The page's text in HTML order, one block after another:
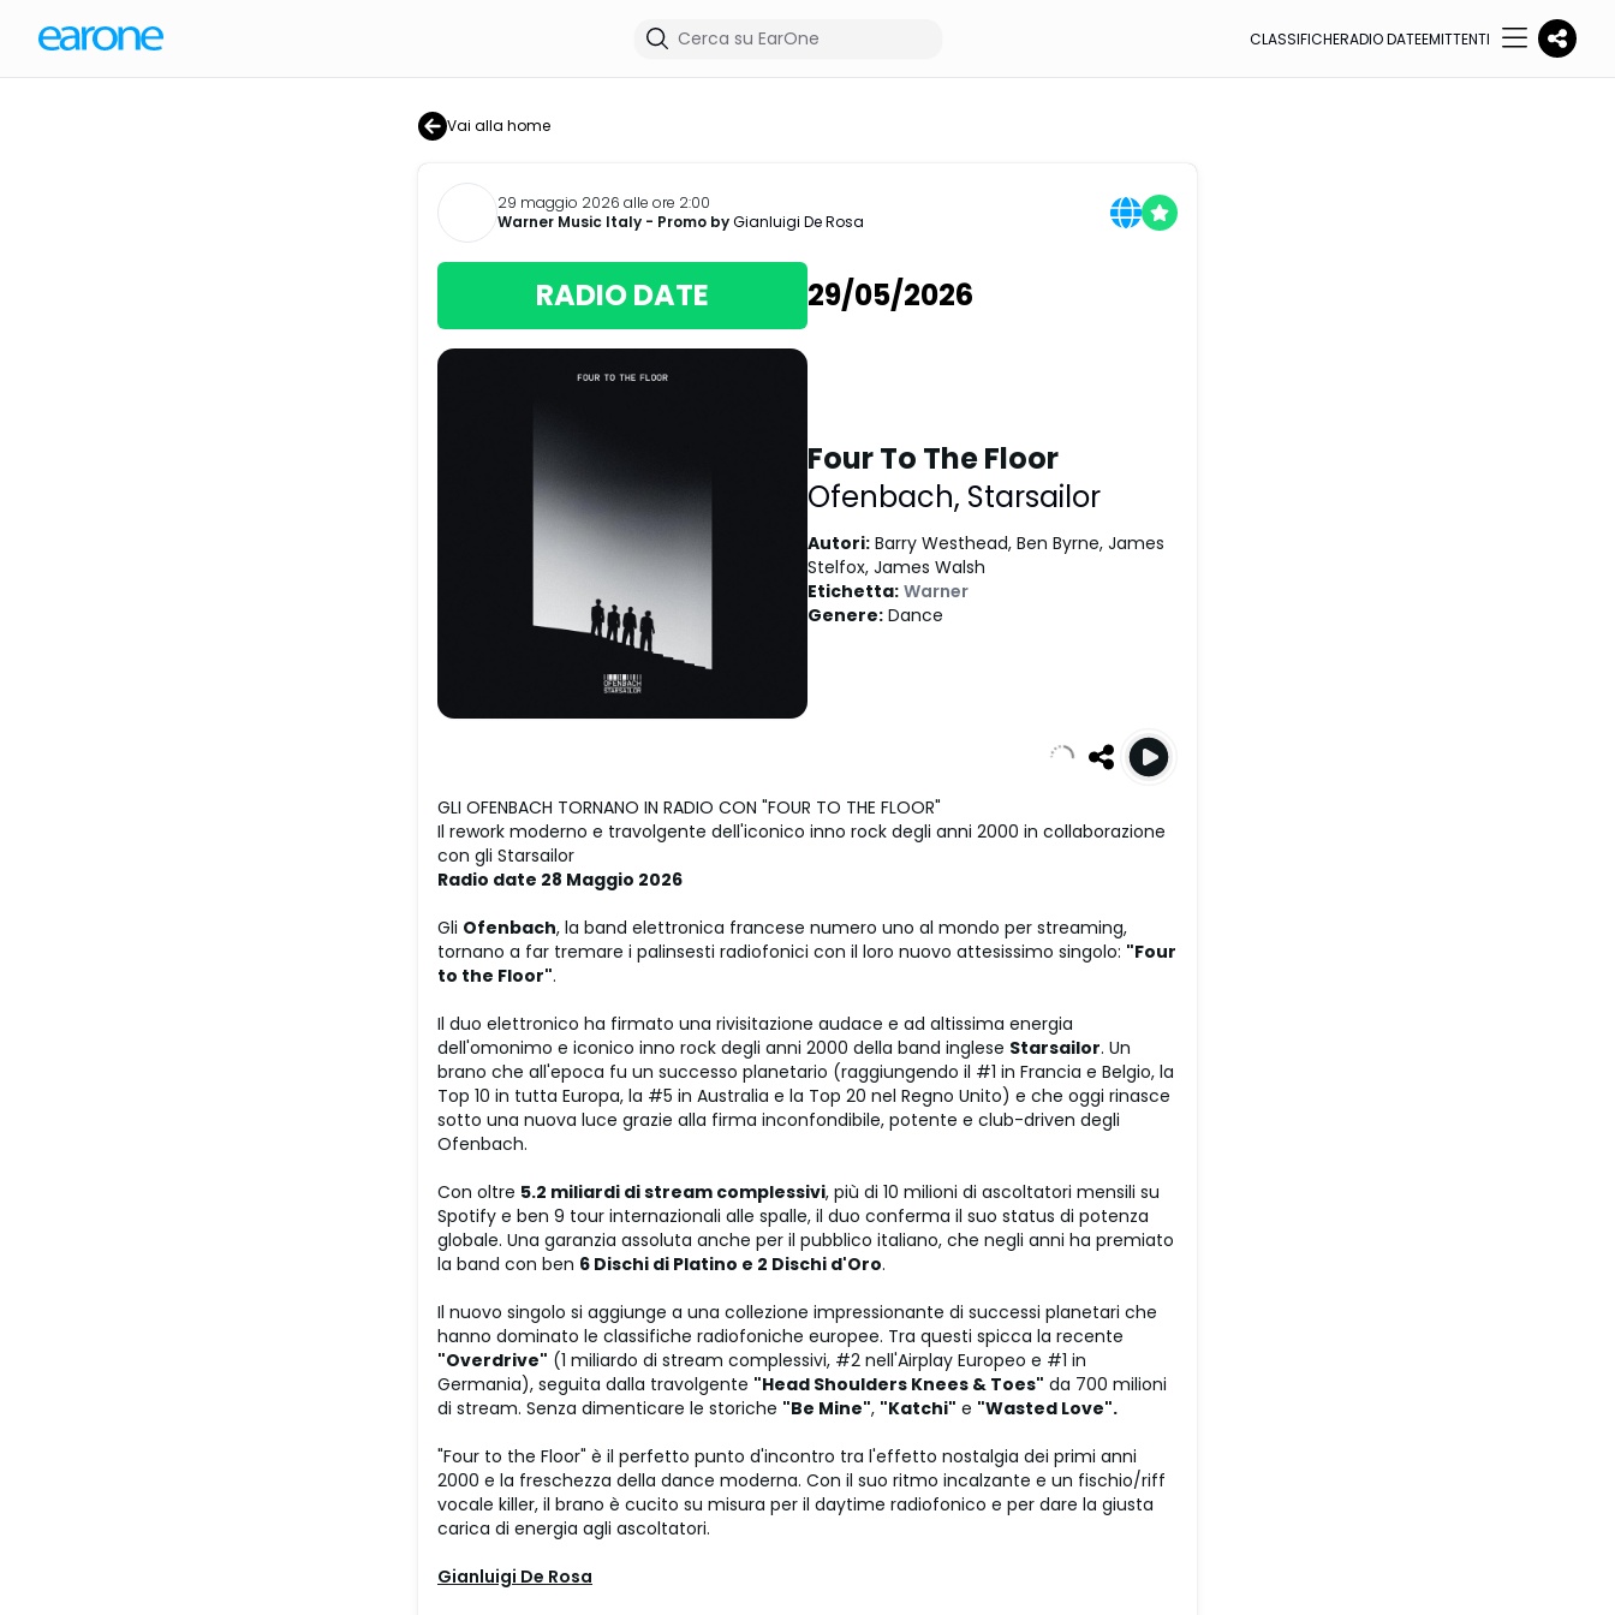
CLASSIFICHERADIO DATEEMITTENTI
Vai alla home
29 maggio 2026 alle ore 2:00
Warner Music Italy - Promo byGianluigi De Rosa
RADIO DATE 29/05/2026
Four To The Floor
Ofenbach, Starsailor
Autori: Barry Westhead, Ben Byrne, James
Stelfox, James Walsh
Etichetta: Warner
Genere: Dance
GLI OFENBACH TORNANO IN RADIO CON "FOUR TO THE FLOOR"
Il rework moderno e travolgente dell'iconico inno rock degli anni 2000 in collaborazione
con gli Starsailor
Radio date 28 Maggio 2026
Gli Ofenbach, la band elettronica francese numero uno al mondo per streaming,
tornano a far tremare i palinsesti radiofonici con il loro nuovo attesissimo singolo: "Four
to the Floor".
Il duo elettronico ha firmato una rivisitazione audace e ad altissima energia
dell'omonimo e iconico inno rock degli anni 2000 della band inglese Starsailor. Un
brano che all'epoca fu un successo planetario (raggiungendo il #1 in Francia e Belgio, la
Top 10 in tutta Europa, la #5 in Australia e la Top 20 nel Regno Unito) e che oggi rinasce
sotto una nuova luce grazie alla firma inconfondibile, potente e club-driven degli
Ofenbach.
Con oltre 5.2 miliardi di stream complessivi, più di 10 milioni di ascoltatori mensili su
Spotify e ben 9 tour internazionali alle spalle, il duo conferma il suo status di potenza
globale. Una garanzia assoluta anche per il pubblico italiano, che negli anni ha premiato
la band con ben 6 Dischi di Platino e 2 Dischi d'Oro.
Il nuovo singolo si aggiunge a una collezione impressionante di successi planetari che
hanno dominato le classifiche radiofoniche europee. Tra questi spicca la recente
"Overdrive" (1 miliardo di stream complessivi, #2 nell'Airplay Europeo e #1 in
Germania), seguita dalla travolgente "Head Shoulders Knees & Toes" da 700 milioni
di stream. Senza dimenticare le storiche "Be Mine", "Katchi" e "Wasted Love".
"Four to the Floor" è il perfetto punto d'incontro tra l'effetto nostalgia dei primi anni
2000 e la freschezza della dance moderna. Con il suo ritmo incalzante e un fischio/riff
vocale killer, il brano è cucito su misura per il daytime radiofonico e per dare la giusta
carica di energia agli ascoltatori.
Gianluigi De Rosa